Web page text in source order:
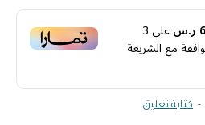
على3
مع الشريعة
- كتابة تعليق